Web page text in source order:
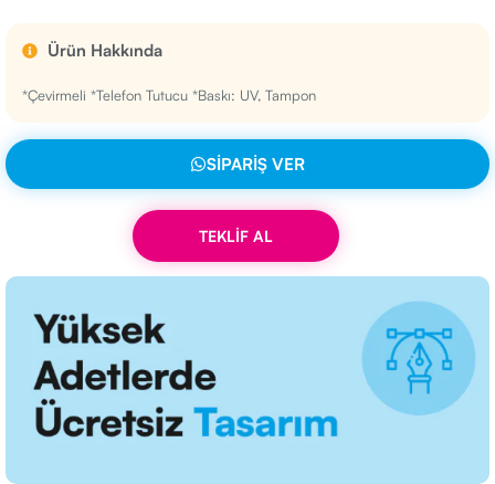
Ürün Hakkında
*Çevirmeli *Telefon Tutucu *Baskı: UV, Tampon
SIPARIŞ VER
TEKLİF AL